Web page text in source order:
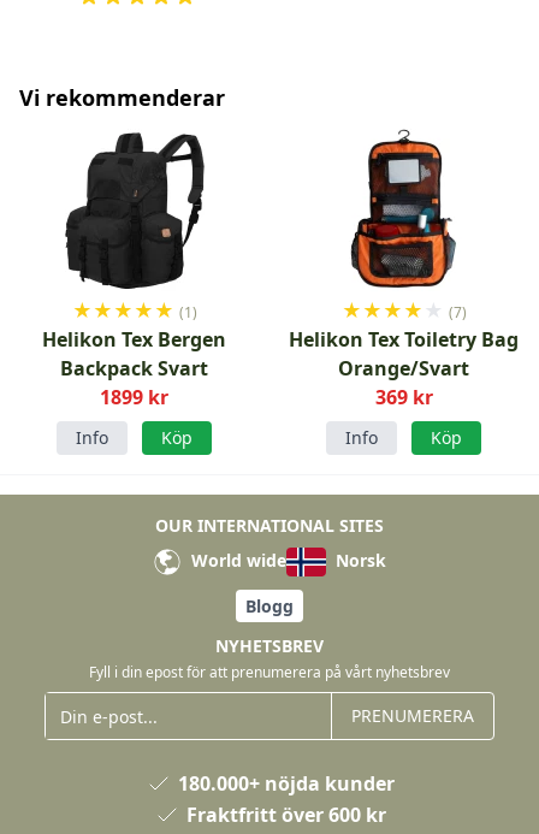
Vi rekommenderar
★★★★★ (1)
Helikon Tex Bergen
Backpack Svart
1899 kr
Info Köp
★★★★ ★ (7)
Helikon Tex Toiletry Bag
Orange/Svart
369 kr
Info Köp
OUR INTERNATIONAL SITES
World wide
Norsk
Blogg
NYHETSBREV
Fyll i din epost för att prenumerera på vårt nyhetsbrev
PRENUMERERA
180.000+ nöjda kunder
Fraktfritt över 600 kr